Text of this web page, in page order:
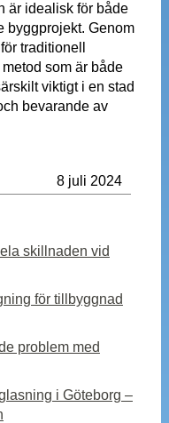
är idealisk för både
byggprojekt. Genom
traditionell
som är både
viktigt i en stad
bevarande av
8 juli 2024
skillnaden vid
för tillbyggnad
problem med
i Göteborg –